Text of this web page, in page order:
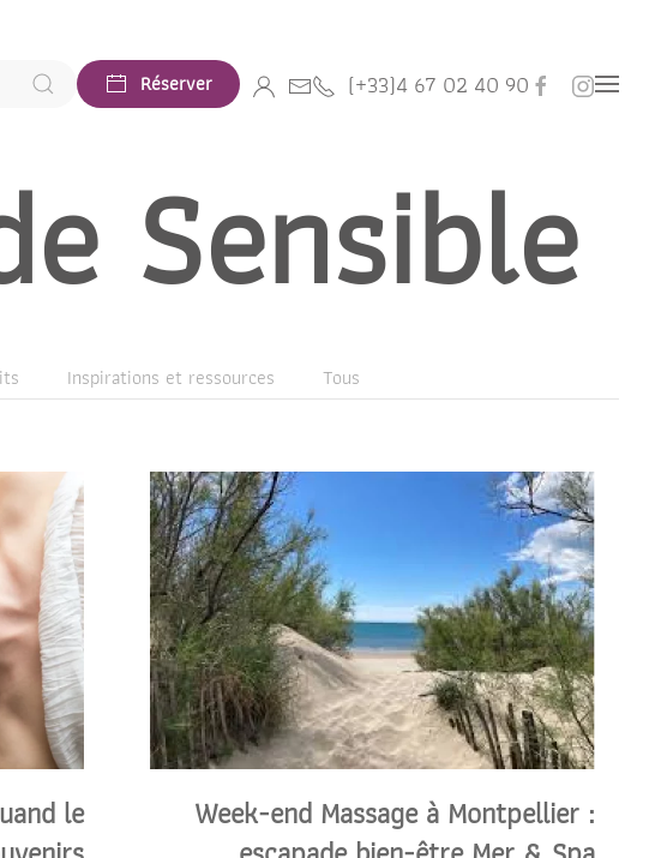
Réserver (+33)4 67 02 40 90
Sensible
Inspirations et ressources Tous
le
Week-end Massage à Montpellier :